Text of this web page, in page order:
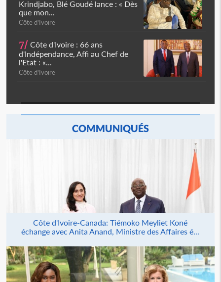
Krindjabo, Blé Goudé lance : « Dès
que mon...
Côte d'Ivoire
7/ Côte d'Ivoire : 66 ans
d'Indépendance, Affi au Chef de
l'Etat : «...
Côte d'Ivoire
COMMUNIQUÉS
Côte d'Ivoire-Canada: Tiémoko Meyliet Koné
échange avec Anita Anand, Ministre des Affaires é...